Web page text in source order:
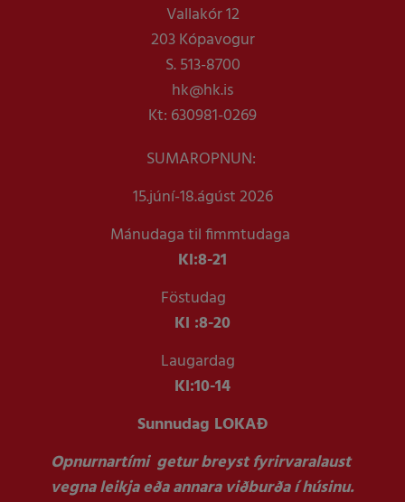
Vallakór 12
203 Kópavogur
S. 513-8700
hk@hk.is
Kt: 630981-0269
SUMAROPNUN:
15.júní-18.ágúst 2026
Mánudaga til fimmtudaga
Kl:8-21
Föstudag
Kl :8-20
Laugardag
Kl:10-14
Sunnudag LOKAÐ
Opnurnartími getur breyst fyrirvaralaust
vegna leikja eða annara viðburða í húsinu.